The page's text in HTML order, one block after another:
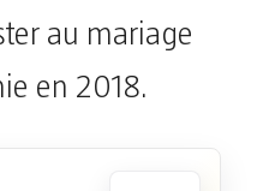
au mariage
en 2018.